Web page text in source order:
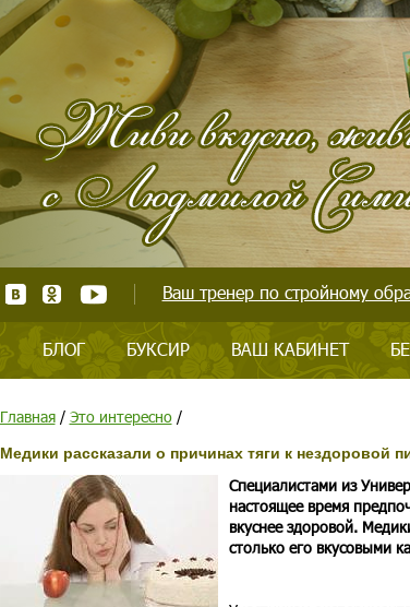
Ваш тренер по стройному
БЛОГ БУКСИР ВАШ КАБИНЕТ
Главная/ Это интересно/
Медики рассказали о причинах тяги к нездоровой
Специалистами из
настоящее время
вкуснее здоровой.
столько его вкусовыми